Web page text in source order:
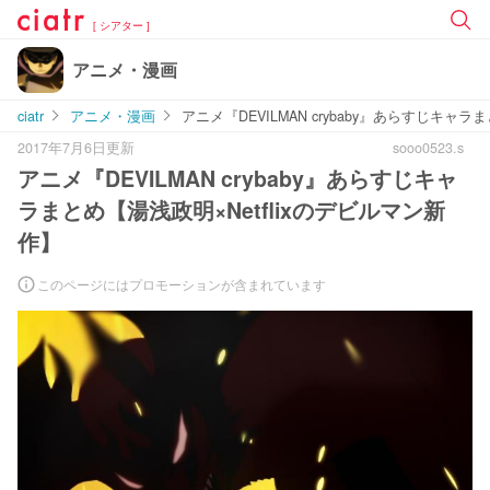
[ シアター ]
アニメ・漫画
ciatr アニメ・漫画
アニメ『DEVILMAN crybaby』あらすじキャラ
2017年7月6日更新
sooo0523.s
アニメ『DEVILMAN crybaby』あらすじキャ
ラまとめ【湯浅政明×Netflixのデビルマン新
作】
このページにはプロモーションが含まれています